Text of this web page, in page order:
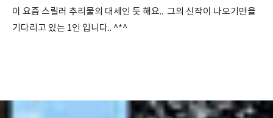
이 요즘 스릴러 추리물의 대세인 듯 해요.. 그의 신작이 나오기만을
기다리고 있는 1인 입니다.. ^*^